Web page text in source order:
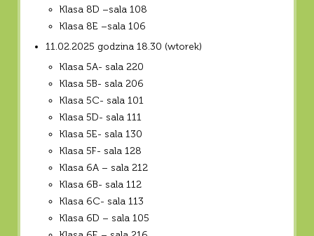
Klasa 8D –sala 108
Klasa 8E –sala 106
11.02.2025 godzina 18.30 (wtorek)
Klasa 5A- sala 220
Klasa 5B- sala 206
Klasa 5C- sala 101
Klasa 5D- sala 111
Klasa 5E- sala 130
Klasa 5F- sala 128
Klasa 6A – sala 212
Klasa 6B- sala 112
Klasa 6C- sala 113
Klasa 6D – sala 105